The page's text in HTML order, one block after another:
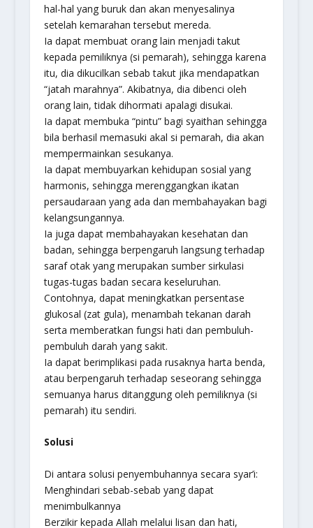
hal-hal yang buruk dan akan menyesalinya
setelah kemarahan tersebut mereda.
Ia dapat membuat orang lain menjadi takut
kepada pemiliknya (si pemarah), sehingga karena
itu, dia dikucilkan sebab takut jika mendapatkan
“jatah marahnya”. Akibatnya, dia dibenci oleh
orang lain, tidak dihormati apalagi disukai.
Ia dapat membuka “pintu” bagi syaithan sehingga
bila berhasil memasuki akal si pemarah, dia akan
mempermainkan sesukanya.
Ia dapat membuyarkan kehidupan sosial yang
harmonis, sehingga merenggangkan ikatan
persaudaraan yang ada dan membahayakan bagi
kelangsungannya.
Ia juga dapat membahayakan kesehatan dan
badan, sehingga berpengaruh langsung terhadap
saraf otak yang merupakan sumber sirkulasi
tugas-tugas badan secara keseluruhan.
Contohnya, dapat meningkatkan persentase
glukosal (zat gula), menambah tekanan darah
serta memberatkan fungsi hati dan pembuluh-
pembuluh darah yang sakit.
Ia dapat berimplikasi pada rusaknya harta benda,
atau berpengaruh terhadap seseorang sehingga
semuanya harus ditanggung oleh pemiliknya (si
pemarah) itu sendiri.
Solusi
Di antara solusi penyembuhannya secara syar’i:
Menghindari sebab-sebab yang dapat
menimbulkannya
Berzikir kepada Allah melalui lisan dan hati,